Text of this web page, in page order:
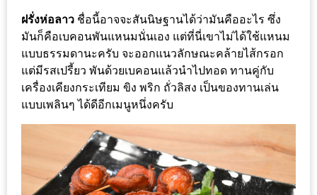
รีวิว
กับ
วงใน
แจก
ฟรี
LINE
GIFTCODE!
ฝรั่งห่อลาว ชื่อนี้อาจจะสันนิษฐานได้ว่ามันคืออะไร ซึ่ง
มันก็คือเบคอนพันแหนมนั่นเอง แต่ที่นี่เขาไม่ได้ใช้แหนม
แบบธรรมดานะครับ จะออกแนวลักษณะคล้ายไส้กรอก
แต่มีรสเปรี้ยว พันด้วยเบคอนแล้วนำไปทอด ทานคู่กับ
เครื่องเคียงกระเทียม ขิง พริก ถั่วลิสง เป็นของทานเล่น
แบบเพลินๆ ได้ดีอีกเมนูหนึ่งครับ